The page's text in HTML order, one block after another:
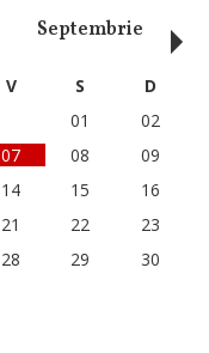
Septembrie
V S
D
01
02
07 08
09
14 15
16
21 22
23
28 29
30